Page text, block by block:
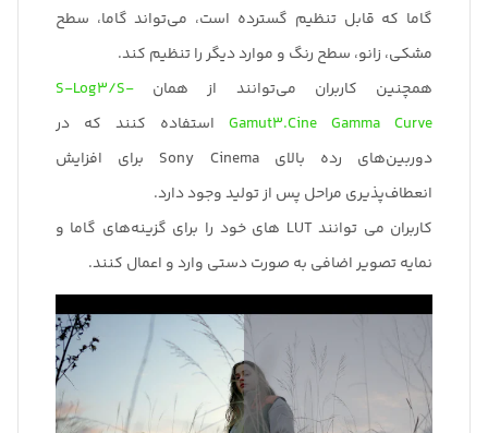
گاما که قابل تنظیم گسترده است، می‌تواند گاما، سطح
مشکی، زانو، سطح رنگ و موارد دیگر را تنظیم کند.
همچنین کاربران می‌توانند از همان
S-Log3/S-
Gamut3.Cine Gamma Curveاستفاده کنند که در
دوربین‌های رده بالای Sony Cinema برای افزایش
انعطاف‌پذیری مراحل پس از تولید وجود دارد.
کاربران می توانند LUT های خود را برای گزینه‌های گاما و
نمایه تصویر اضافی به صورت دستی وارد و اعمال کنند.